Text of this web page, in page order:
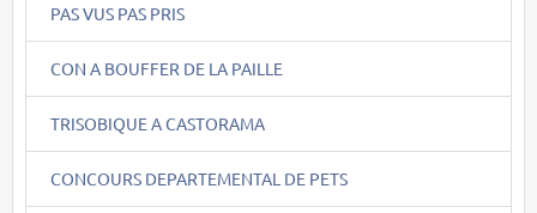
PAS VUS PAS PRIS
CON A BOUFFER DE LA PAILLE
TRISOBIQUE A CASTORAMA
CONCOURS DEPARTEMENTAL DE PETS